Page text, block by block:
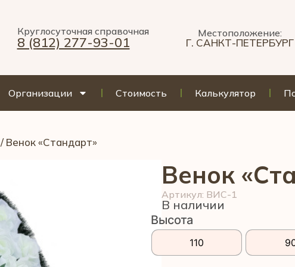
Круглосуточная справочная
8 (812) 277-93-01
Местоположение:
Г. САНКТ-ПЕТЕРБУРГ
Организации Стоимость Калькулятор
/ Венок «Стандарт»
Венок
Артикул: ВИС-1
В наличии
Высота
110